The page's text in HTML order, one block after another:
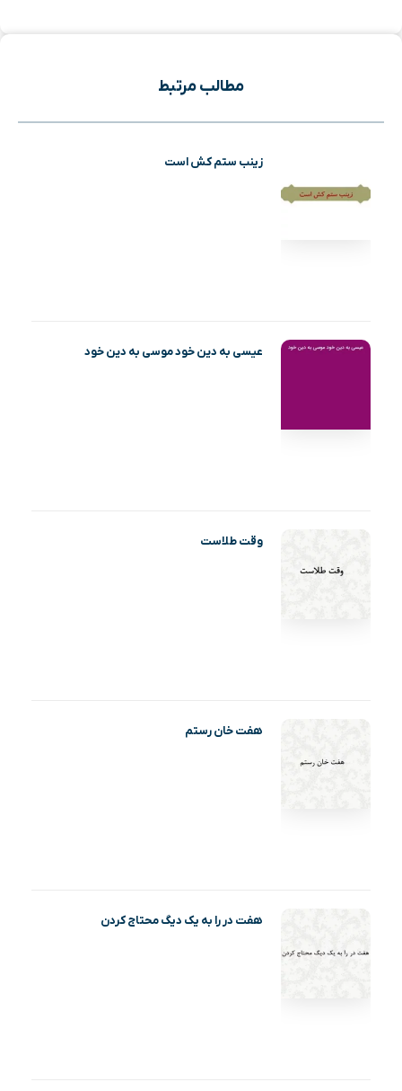
مطالب مرتبط
زینب ستم کش است
عیسی به دین خود موسی به دین خود
وقت طلاست
هفت خان رستم
هفت در را به یک دیگ محتاج کردن